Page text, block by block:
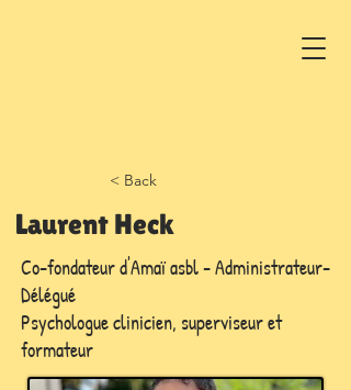
< Back
Laurent Heck
Co-fondateur d'Amaï asbl - Administrateur-
Délégué
Psychologue clinicien, superviseur et
formateur